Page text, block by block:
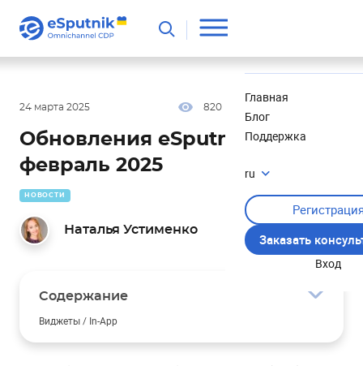
Главная
Блог
Поддержка
ru
Заказать
Вход
24 марта 2025 820
НОВОСТИ
Обновления eSputnik за
февраль 2025
Наталья Устименко
Содержание
Виджеты / In-App
Автоматическое позиционирование плавающих